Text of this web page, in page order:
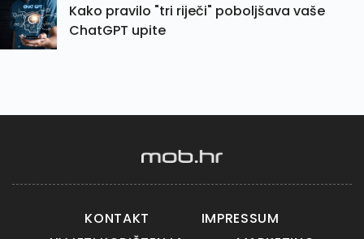
Kako pravilo "tri riječi" poboljšava vaše
ChatGPT upite
KONTAKT
IMPRESSUM